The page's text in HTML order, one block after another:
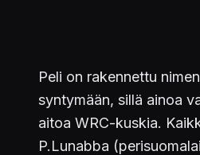
Peli on rakennettu
syntymään, sillä ainoa
aitoa WRC-kuskia.
P.Lunabba